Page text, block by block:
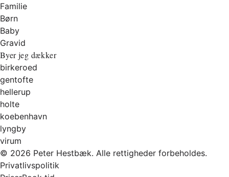
Familie
Børn
Baby
Gravid
Byer jeg dækker
birkeroed
gentofte
hellerup
holte
koebenhavn
lyngby
virum
© 2026 Peter Hestbæk. Alle rettigheder forbeholdes.
Privatlivspolitik